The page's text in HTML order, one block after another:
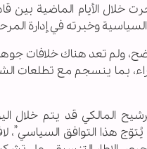
خلال الأيام الماضية
السياسية وخبرته في إدارة
ولم تعد هناك خلافات
بما ينسجم مع تطلعات
المالكي قد يتم خلال
هذا التوافق السياسي”،